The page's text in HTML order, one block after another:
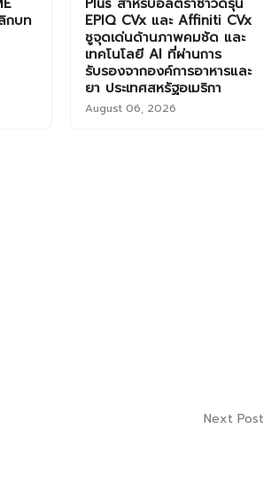
กบท
EPIQ CVx และ Affiniti CVx
ชูจุดเด่นด้านภาพคมชัด และ
เทคโนโลยี AI ที่ผ่านการ
รับรองจากองค์การอาหารและ
ยา ประเทศสหรัฐอเมริกา
August 06, 2026
Next Post